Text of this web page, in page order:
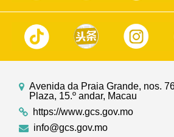
Avenida da Praia Grande, nos.
Plaza, 15.º andar, Macau
https://www.gcs.gov.mo
info@gcs.gov.mo